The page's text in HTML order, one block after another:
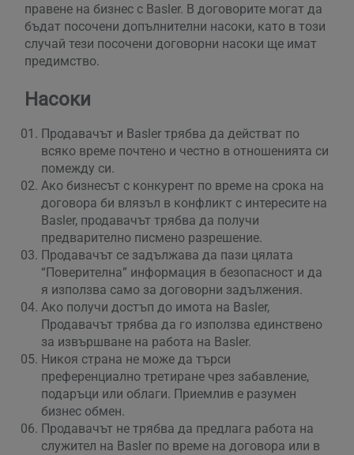
правене на бизнес с Basler. В договорите могат да
бъдат посочени допълнителни насоки, като в този
случай тези посочени договорни насоки ще имат
предимство.
Насоки
Продавачът и Basler трябва да действат по
всяко време почтено и честно в отношенията си
помежду си.
Ако бизнесът с конкурент по време на срока на
договора би влязъл в конфликт с интересите на
Basler, продавачът трябва да получи
предварително писмено разрешение.
Продавачът се задължава да пази цялата
“Поверителна” информация в безопасност и да
я използва само за договорни задължения.
Ако получи достъп до имота на Basler,
Продавачът трябва да го използва единствено
за извършване на работа на Basler.
Никоя страна не може да търси
преференциално третиране чрез забавление,
подаръци или облаги. Приемлив е разумен
бизнес обмен.
Продавачът не трябва да предлага работа на
служител на Basler по време на договора или в